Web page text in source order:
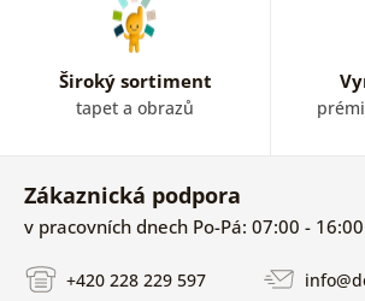
Široký sortiment
tapet a obrazů
Zákaznická podpora
v pracovních dnech Po-Pá: 07:00 - 16:00
+420 228 229 597